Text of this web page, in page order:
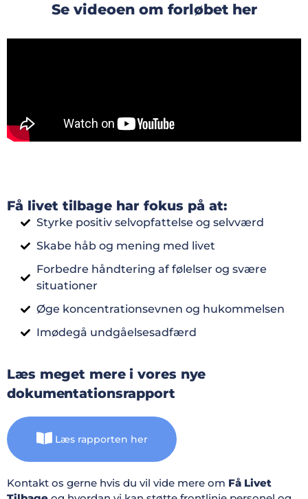
Se videoen om forløbet her
Få livet tilbage har fokus på at:
Styrke positiv selvopfattelse og selvværd
Skabe håb og mening med livet
Forbedre håndtering af følelser og svære
situationer
Øge koncentrationsevnen og hukommelsen
Imødegå undgåelsesadfærd
Læs meget mere i vores nye
dokumentationsrapport
Læs rapporten her
Kontakt os gerne hvis du vil vide mere om Få Livet